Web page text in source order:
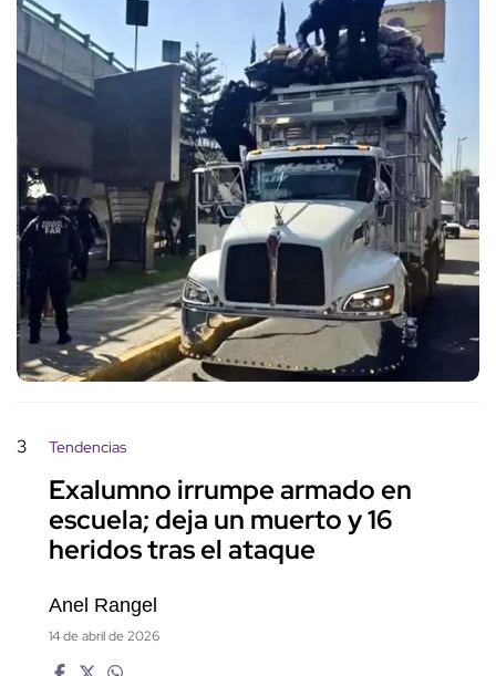
3 Tendencias
Exalumno irrumpe armado en
escuela; deja un muerto y 16
heridos tras el ataque
Anel Rangel
14 de abril de 2026